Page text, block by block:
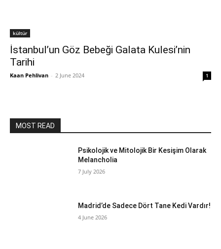
kültür
İstanbul’un Göz Bebeği Galata Kulesi’nin
Tarihi
Kaan Pehlivan - 2 June 2024 1
MOST READ
Psikolojik ve Mitolojik Bir Kesişim Olarak
Melancholia
7 July 2026
Madrid’de Sadece Dört Tane Kedi Vardır!
4 June 2026